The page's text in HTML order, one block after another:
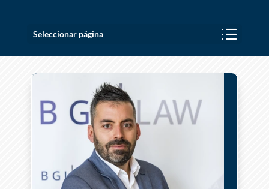
Seleccionar página